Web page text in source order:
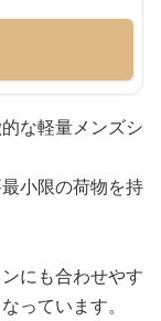
な軽量メンズシ
小限の荷物を持
にも合わせやす
っています。